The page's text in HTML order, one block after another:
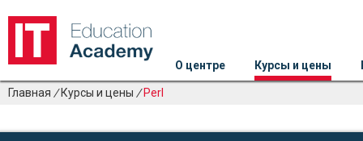
О центре Курсы и цены
Главная / Курсы и цены / Perl